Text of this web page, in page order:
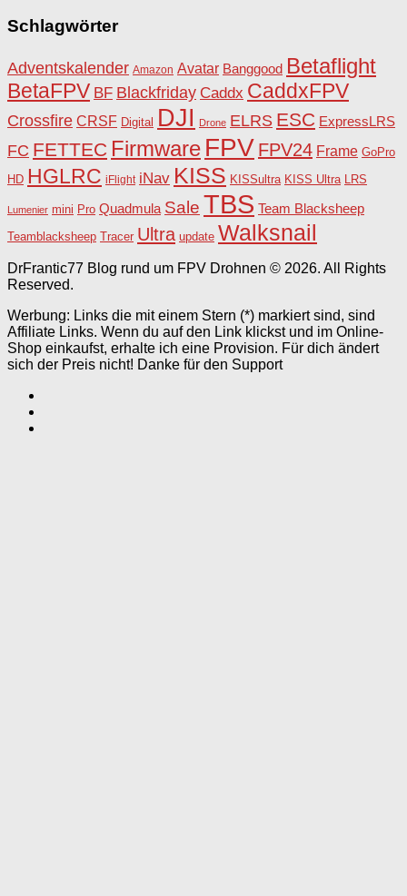
Schlagwörter
Adventskalender Amazon Avatar Banggood Betaflight
BetaFPV BF Blackfriday Caddx CaddxFPV
Crossfire CRSF Digital DJI Drone ELRS ESC ExpressLRS
FC FETTEC Firmware FPV FPV24 Frame GoPro
HD HGLRC iFlight iNav KISS KISSultra KISS Ultra LRS
Lumenier mini Pro Quadmula Sale TBS Team Blacksheep
Teamblacksheep Tracer Ultra update Walksnail
DrFrantic77 Blog rund um FPV Drohnen © 2026. All Rights
Reserved.
Werbung: Links die mit einem Stern (*) markiert sind, sind
Affiliate Links. Wenn du auf den Link klickst und im Online-
Shop einkaufst, erhalte ich eine Provision. Für dich ändert
sich der Preis nicht! Danke für den Support